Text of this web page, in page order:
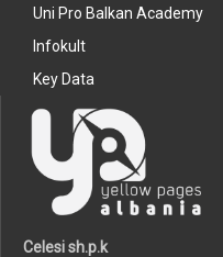
Uni Pro Balkan Academy
Infokult
Key Data
Celesi sh.p.k